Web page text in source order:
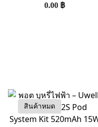
0.00 ฿
สินค้าหมด